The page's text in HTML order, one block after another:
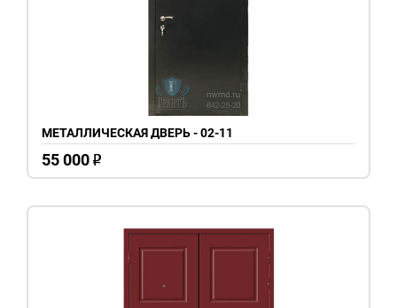
МЕТАЛЛИЧЕСКАЯ ДВЕРЬ - 02-11
55 000 o